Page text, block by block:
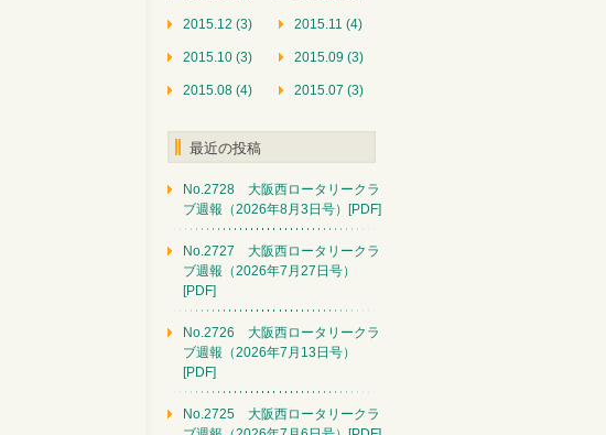
2015.12 (3) 2015.11 (4)
2015.10 (3) 2015.09 (3)
2015.08 (4) 2015.07 (3)
最近の投稿
No.2728 大阪西ロータリークラ
ブ週報（2026年8月3日号）[PDF]
No.2727 大阪西ロータリークラ
ブ週報（2026年7月27日号）
[PDF]
No.2726 大阪西ロータリークラ
ブ週報（2026年7月13日号）
[PDF]
No.2725 大阪西ロータリークラ